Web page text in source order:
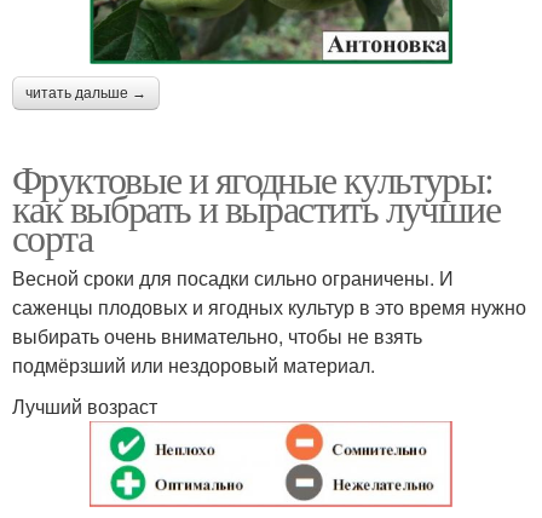
читать дальше →
Фруктовые и ягодные культуры:
как выбрать и вырастить лучшие
сорта
Весной сроки для посадки сильно ограничены. И
саженцы плодовых и ягодных культур в это время нужно
выбирать очень внимательно, чтобы не взять
подмёрзший или нездоровый материал.
Лучший возраст